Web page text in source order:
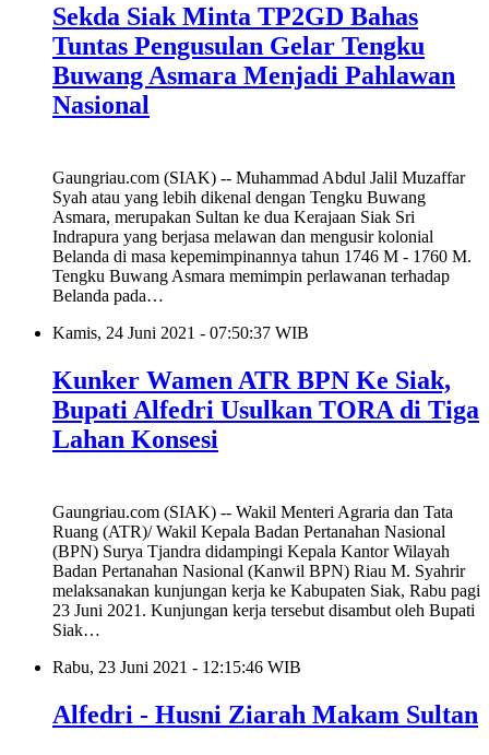
Sekda Siak Minta TP2GD Bahas
Tuntas Pengusulan Gelar Tengku
Buwang Asmara Menjadi Pahlawan
Nasional
Gaungriau.com (SIAK) -- Muhammad Abdul Jalil Muzaffar
Syah atau yang lebih dikenal dengan Tengku Buwang
Asmara, merupakan Sultan ke dua Kerajaan Siak Sri
Indrapura yang berjasa melawan dan mengusir kolonial
Belanda di masa kepemimpinannya tahun 1746 M - 1760 M.
Tengku Buwang Asmara memimpin perlawanan terhadap
Belanda pada…
Kamis, 24 Juni 2021 - 07:50:37 WIB
Kunker Wamen ATR BPN Ke Siak,
Bupati Alfedri Usulkan TORA di Tiga
Lahan Konsesi
Gaungriau.com (SIAK) -- Wakil Menteri Agraria dan Tata
Ruang (ATR)/ Wakil Kepala Badan Pertanahan Nasional
(BPN) Surya Tjandra didampingi Kepala Kantor Wilayah
Badan Pertanahan Nasional (Kanwil BPN) Riau M. Syahrir
melaksanakan kunjungan kerja ke Kabupaten Siak, Rabu pagi
23 Juni 2021. Kunjungan kerja tersebut disambut oleh Bupati
Siak…
Rabu, 23 Juni 2021 - 12:15:46 WIB
Alfedri - Husni Ziarah Makam Sultan